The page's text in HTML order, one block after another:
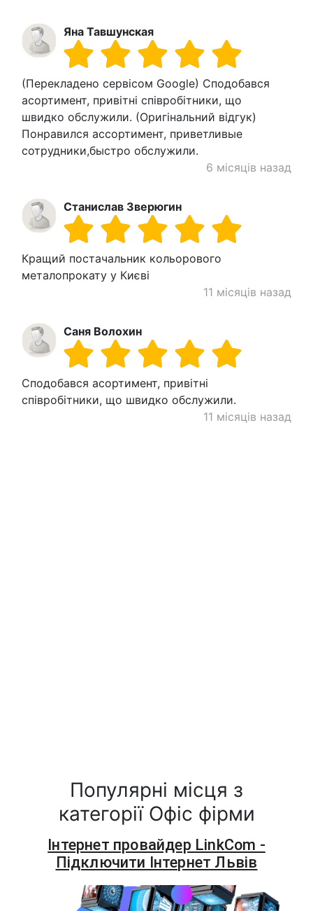
Яна Тавшунская
(Перекладено сервісом Google) Сподобався
асортимент, привітні співробітники, що
швидко обслужили. (Оригінальний відгук)
Понравился ассортимент, приветливые
сотрудники,быстро обслужили.
6 місяців назад
Станислав Зверюгин
Кращий постачальник кольорового
металопрокату у Києві
11 місяців назад
Саня Волохин
Сподобався асортимент, привітні
співробітники, що швидко обслужили.
11 місяців назад
Популярні місця з
категорії Офіс фірми
Інтернет провайдер LinkCom -
Підключити Інтернет Львів